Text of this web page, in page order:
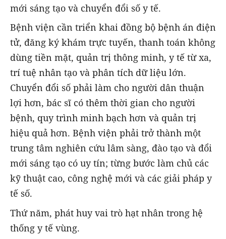
mới sáng tạo và chuyển đổi số y tế.
Bệnh viện cần triển khai đồng bộ bệnh án điện
tử, đăng ký khám trực tuyến, thanh toán không
dùng tiền mặt, quản trị thông minh, y tế từ xa,
trí tuệ nhân tạo và phân tích dữ liệu lớn.
Chuyển đổi số phải làm cho người dân thuận
lợi hơn, bác sĩ có thêm thời gian cho người
bệnh, quy trình minh bạch hơn và quản trị
hiệu quả hơn. Bệnh viện phải trở thành một
trung tâm nghiên cứu lâm sàng, đào tạo và đổi
mới sáng tạo có uy tín; từng bước làm chủ các
kỹ thuật cao, công nghệ mới và các giải pháp y
tế số.
Thứ năm, phát huy vai trò hạt nhân trong hệ
thống y tế vùng.